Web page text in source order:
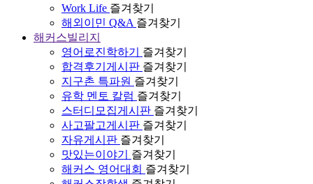
Work Life 즐겨찾기
해외이민 Q&A 즐겨찾기
해커스빌리지
영어로진학하기
즐겨찾기
합격후기게시판 즐겨찾기
지구촌 특파원 즐겨찾기
유학 멘토 칼럼 즐겨찾기
스터디모집게시판 즐겨찾기
사고팔고게시판 즐겨찾기
자유게시판 즐겨찾기
맛있는이야기
즐겨찾기
해커스 영어대회 즐겨찾기